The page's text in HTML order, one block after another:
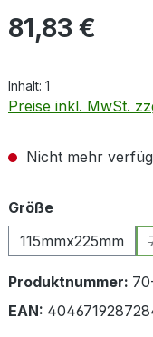
Regulärer Preis:
81,83 €
Inhalt: 1
Preise inkl. MwSt.
Nicht mehr
Größeauswählen
115mmx225mm
Produktnummer:
EAN: